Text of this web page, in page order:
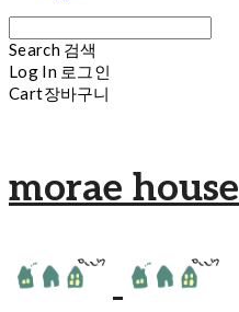
Search 검색
Log In 로그인
Cart장바구니
morae house